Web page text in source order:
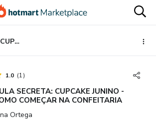
AULA SECRETA: CUPCAKE JUNINO - COMO COMEÇAR NA CONFEITARIA
1.0 (1)
SECRETA: CUPCAKE JUNINO -
COMEÇAR NA CONFEITARIA
Ortega